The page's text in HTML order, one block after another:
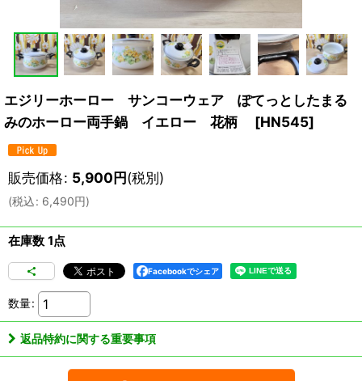
エジリーホーロー サンコーウェア ぽてっとしたまる
みのホーロー両手鍋 イエロー 花柄
[HN545]
販売価格: 5,900円(税別)
(税込: 6,490円)
在庫数 1点
Facebookでシェア
数量:
返品特約に関する重要事項